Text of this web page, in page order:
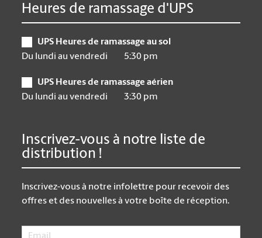
Heures de ramassage d'UPS
UPS Heures de ramassage au sol
Du lundi au vendredi
5:30 pm
UPS Heures de ramassage aérien
Du lundi au vendredi
3:30 pm
Inscrivez-vous à notre liste de
distribution !
Inscrivez-vous à notre infolettre pour recevoir des
offres et des nouvelles à votre boîte de réception.
Email